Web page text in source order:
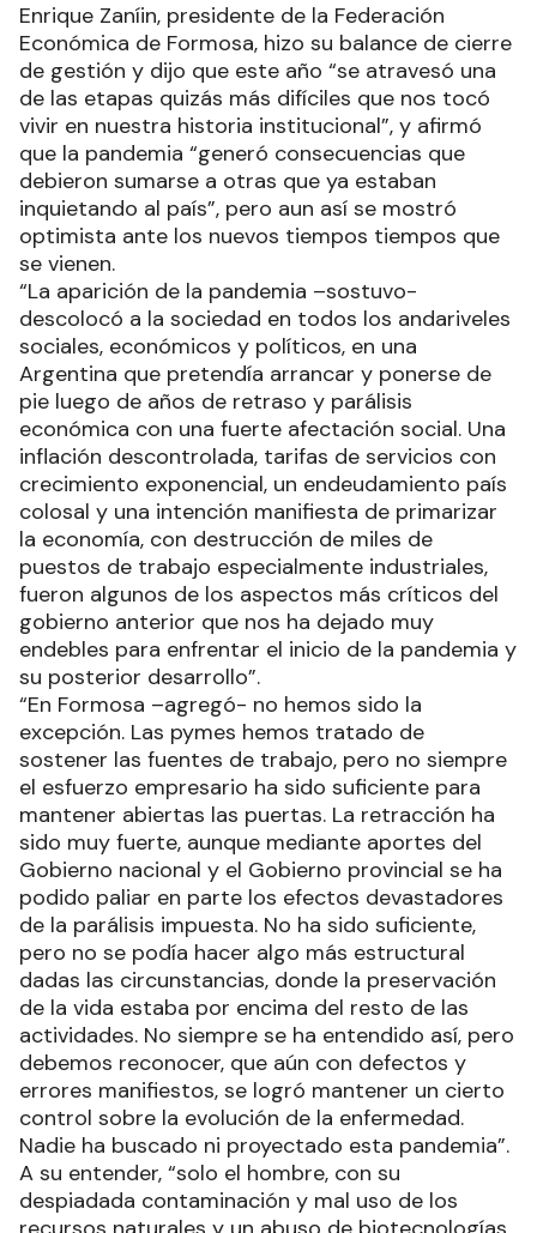
Enrique Zaníin, presidente de la Federación
Económica de Formosa, hizo su balance de cierre
de gestión y dijo que este año “se atravesó una
de las etapas quizás más difíciles que nos tocó
vivir en nuestra historia institucional”, y afirmó
que la pandemia “generó consecuencias que
debieron sumarse a otras que ya estaban
inquietando al país”, pero aun así se mostró
optimista ante los nuevos tiempos tiempos que
se vienen.
“La aparición de la pandemia –sostuvo-
descolocó a la sociedad en todos los andariveles
sociales, económicos y políticos, en una
Argentina que pretendía arrancar y ponerse de
pie luego de años de retraso y parálisis
económica con una fuerte afectación social. Una
inflación descontrolada, tarifas de servicios con
crecimiento exponencial, un endeudamiento país
colosal y una intención manifiesta de primarizar
la economía, con destrucción de miles de
puestos de trabajo especialmente industriales,
fueron algunos de los aspectos más críticos del
gobierno anterior que nos ha dejado muy
endebles para enfrentar el inicio de la pandemia y
su posterior desarrollo”.
“En Formosa –agregó- no hemos sido la
excepción. Las pymes hemos tratado de
sostener las fuentes de trabajo, pero no siempre
el esfuerzo empresario ha sido suficiente para
mantener abiertas las puertas. La retracción ha
sido muy fuerte, aunque mediante aportes del
Gobierno nacional y el Gobierno provincial se ha
podido paliar en parte los efectos devastadores
de la parálisis impuesta. No ha sido suficiente,
pero no se podía hacer algo más estructural
dadas las circunstancias, donde la preservación
de la vida estaba por encima del resto de las
actividades. No siempre se ha entendido así, pero
debemos reconocer, que aún con defectos y
errores manifiestos, se logró mantener un cierto
control sobre la evolución de la enfermedad.
Nadie ha buscado ni proyectado esta pandemia”.
A su entender, “solo el hombre, con su
despiadada contaminación y mal uso de los